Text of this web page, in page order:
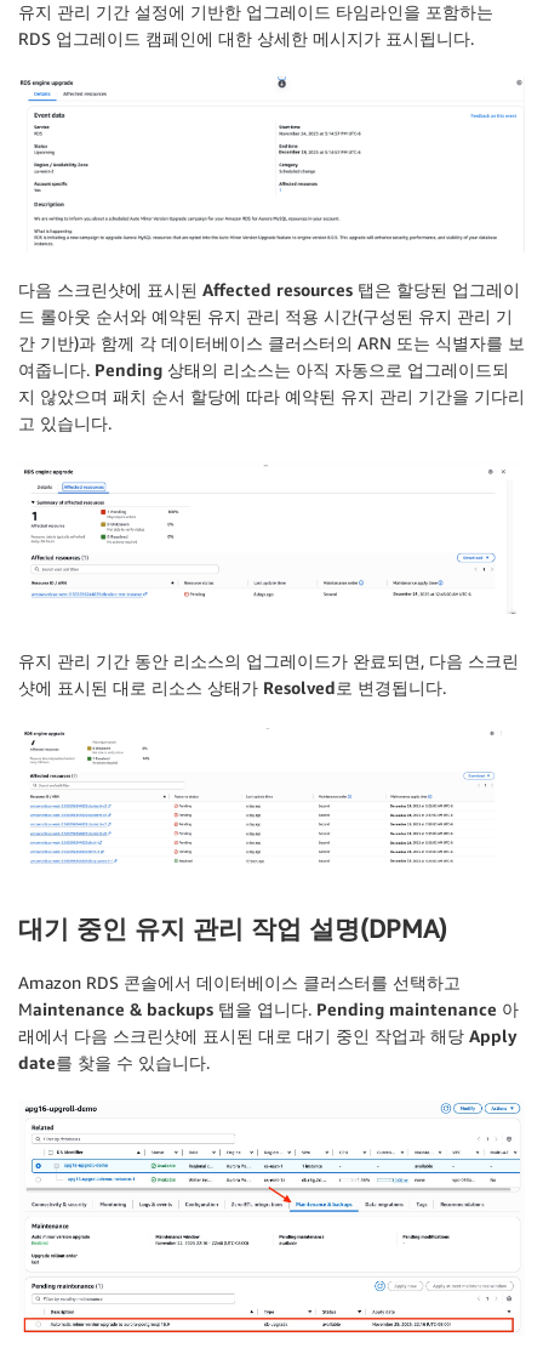
유지 관리 기간 설정에 기반한 업그레이드 타임라인을 포함하는
RDS 업그레이드 캠페인에 대한 상세한 메시지가 표시됩니다.
다음 스크린샷에 표시된 Affected resources 탭은 할당된 업그레이
드 롤아웃 순서와 예약된 유지 관리 적용 시간(구성된 유지 관리 기
간 기반)과 함께 각 데이터베이스 클러스터의 ARN 또는 식별자를 보
여줍니다. Pending 상태의 리소스는 아직 자동으로 업그레이드되
지 않았으며 패치 순서 할당에 따라 예약된 유지 관리 기간을 기다리
고 있습니다.
유지 관리 기간 동안 리소스의 업그레이드가 완료되면, 다음 스크린
샷에 표시된 대로 리소스 상태가 Resolved로 변경됩니다.
대기 중인 유지 관리 작업 설명(DPMA)
Amazon RDS 콘솔에서 데이터베이스 클러스터를 선택하고
Maintenance & backups 탭을 엽니다. Pending maintenance 아
래에서 다음 스크린샷에 표시된 대로 대기 중인 작업과 해당 Apply
date를 찾을 수 있습니다.